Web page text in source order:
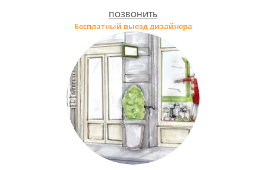
ПОЗВОНИТЬ
Бесплатный выезд дизайнера